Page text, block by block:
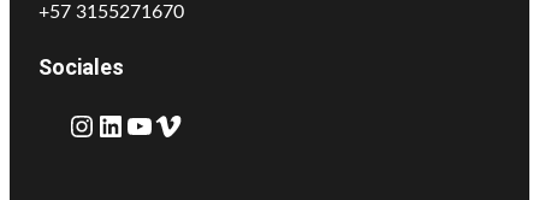
+57 3155271670
Sociales
Instagram LinkedIn YouTube Vimeo